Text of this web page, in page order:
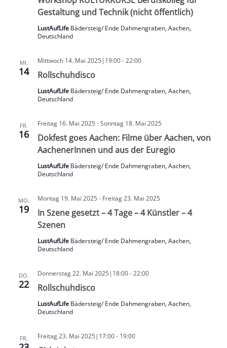
Gestaltung und Technik (nicht öffentlich)
LustAufLife Bädersteig/ Ende Dahmengraben, Aachen,
Deutschland
MI.
14 Rollschuhdisco
Mittwoch 14. Mai 2025|19:00-22:00
LustAufLife Bädersteig/ Ende Dahmengraben, Aachen,
Deutschland
FR.
16
Dokfest goes Aachen: Filme über Aachen, von
AachenerInnen und aus der Euregio
Freitag 16. Mai 2025-Sonntag 18. Mai 2025
LustAufLife Bädersteig/ Ende Dahmengraben, Aachen,
Deutschland
MO.
19
In Szene gesetzt – 4 Tage – 4 Künstler – 4
Szenen
Montag 19. Mai 2025- Freitag 23. Mai 2025
LustAufLife Bädersteig/ Ende Dahmengraben, Aachen,
Deutschland
DO.
22 Rollschuhdisco
Donnerstag 22. Mai 2025|18:00-22:00
LustAufLife Bädersteig/ Ende Dahmengraben, Aachen,
Deutschland
FR. Freitag 23. Mai 2025|17:00- 19:00